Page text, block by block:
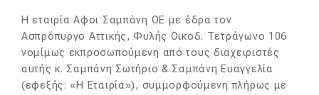
Η εταιρία Αφοι Σαμπάνη ΟΕ με έδρα τον
Ασπρόπυργο Αττικής, Φυλής Οικοδ. Τετράγωνο 106
νομίμως εκπροσωπούμενη από τους διαχειριστές
αυτής κ. Σαμπάνη Σωτήριο & Σαμπάνη Ευαγγελία
(εφεξής: «Η Εταιρία»), συμμορφούμενη πλήρως με